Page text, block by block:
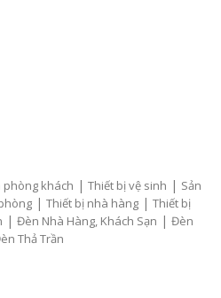
phòng khách | Thiết bị vệ sinh | Sản
| Thiết bị nhà hàng | Thiết bị
| Đèn Nhà Hàng, Khách Sạn | Đèn
Thả Trần